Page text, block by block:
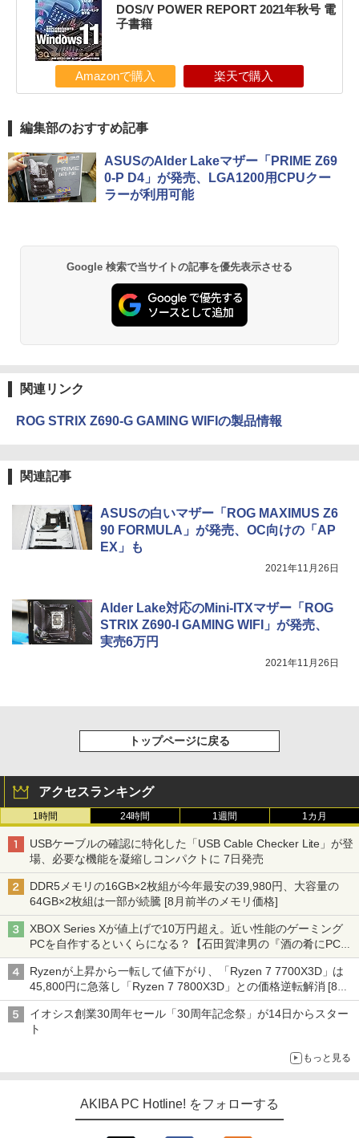
DOS/V POWER REPORT 2021年秋号 電
子書籍
Amazonで購入 楽天で購入
編集部のおすすめ記事
ASUSのAlder Lakeマザー「PRIME Z69
0-P D4」が発売、LGA1200用CPUクー
ラーが利用可能
Google 検索で当サイトの記事を優先表示させる
関連リンク
ROG STRIX Z690-G GAMING WIFIの製品情報
関連記事
ASUSの白いマザー「ROG MAXIMUS Z6
90 FORMULA」が発売、OC向けの「AP
EX」も
2021年11月26日
Alder Lake対応のMini-ITXマザー「ROG
STRIX Z690-I GAMING WIFI」が発売、
実売6万円
2021年11月26日
トップページに戻る
アクセスランキング
1時間 24時間 1週間 1カ月
USBケーブルの確認に特化した「USB Cable Checker Lite」が登
場、必要な機能を凝縮しコンパクトに 7日発売
DDR5メモリの16GB×2枚組が今年最安の39,980円、大容量の
64GB×2枚組は一部が続騰 [8月前半のメモリ価格]
XBOX Series Xが値上げで10万円超え。近い性能のゲーミング
PCを自作するといくらになる？【石田賀津男の『酒の肴にPCゲ
ーム』】
Ryzenが上昇から一転して値下がり、「Ryzen 7 7700X3D」は
45,800円に急落し「Ryzen 7 7800X3D」との価格逆転解消 [8月
前半のCPU価格]
イオシス創業30周年セール「30周年記念祭」が14日からスター
ト
もっと見る
AKIBA PC Hotline! をフォローする